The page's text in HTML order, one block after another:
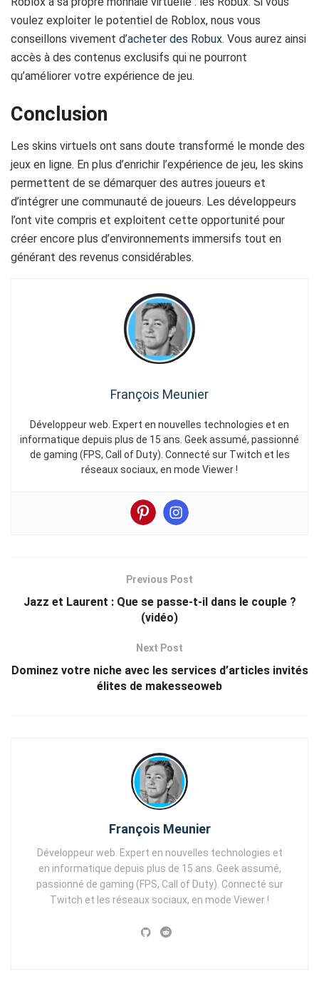
voulez exploiter le potentiel de Roblox, nous vous
conseillons vivement d’acheter des Robux. Vous aurez ainsi
accès à des contenus exclusifs qui ne pourront
qu’améliorer votre expérience de jeu.
Conclusion
Les skins virtuels ont sans doute transformé le monde des
jeux en ligne. En plus d’enrichir l’expérience de jeu, les skins
permettent de se démarquer des autres joueurs et
d’intégrer une communauté de joueurs. Les développeurs
l’ont vite compris et exploitent cette opportunité pour
créer encore plus d’environnements immersifs tout en
générant des revenus considérables.
François Meunier
Développeur web. Expert en nouvelles technologies et en
informatique depuis plus de 15 ans. Geek assumé, passionné
de gaming (FPS, Call of Duty). Connecté sur Twitch et les
réseaux sociaux, en mode Viewer !
Previous Post
Jazz et Laurent : Que se passe-t-il dans le couple ?
(vidéo)
Next Post
Dominez votre niche avec les services d’articles invités
élites de makesseoweb
François Meunier
Développeur web. Expert en nouvelles technologies et
en informatique depuis plus de 15 ans. Geek assumé,
passionné de gaming (FPS, Call of Duty). Connecté sur
Twitch et les réseaux sociaux, en mode Viewer !